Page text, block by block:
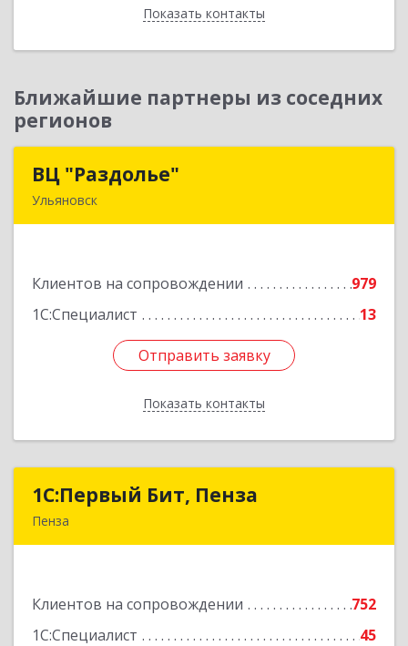
Показать контакты
Назад
Ближайшие партнеры из соседних
регионов
ВЦ "Раздолье"
Ульяновск
Клиентов на сопровождении
979
1С:Специалист
13
Отправить заявку
Показать контакты
Подробнее
Отправить заявку
Назад
1С:Первый Бит, Пенза
Пенза
Клиентов на сопровождении
752
1С:Специалист
45
1С:Первый Бит, Пенза
Подробнее